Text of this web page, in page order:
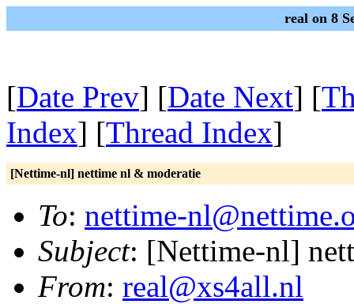
real on 8
[Date Prev] [Date Next] [
Index] [Thread Index]
[Nettime-nl] nettime nl & moderatie
To: nettime-
Subject: [Nettime-nl]
From: real@xs4all.nl